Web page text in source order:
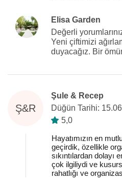
Elisa Garden
Değerli
Yeni çiftimizi
duyacağız. Bir
Ş&R
Şule & Recep
Düğün Tarihi:
5,0
Hayatımızın en
geçirdik, özellikle
sıkıntılardan
çok ilgiliydi ve
rahatlığı ve